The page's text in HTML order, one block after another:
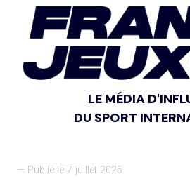
LE MÉDIA
DU SPORT
— Publié le 7 juillet 2025